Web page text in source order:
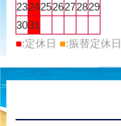
23242526272829
3031
■:定休日 ■:振替定休日